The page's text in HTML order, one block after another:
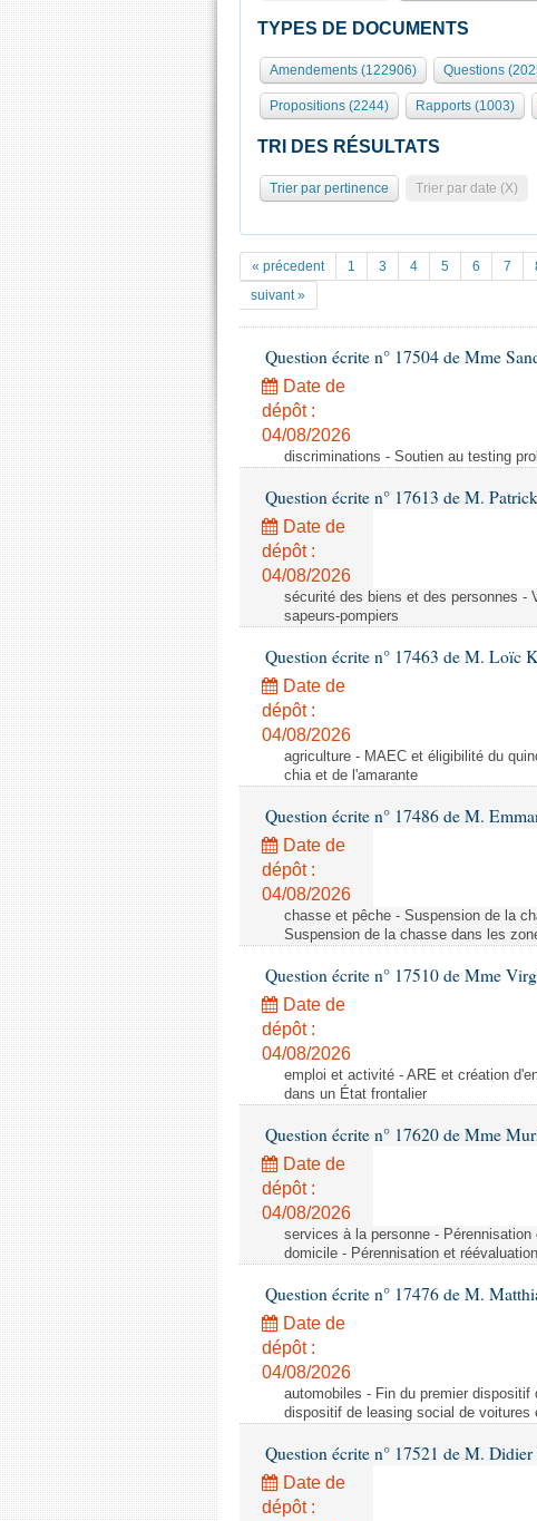
TYPES DE DOCUMENTS
Amendements (122906) Questions
Propositions (2244) Rapports (1003)
TRI DES RÉSULTATS
Trier par pertinence Trier par date (X)
« précedent 1 3 4 5 6 7
suivant »
Question écrite n° 17504 de Mme
Date de
dépôt :
04/08/2026
discriminations - Soutien au testing
Question écrite n° 17613 de M.
Date de
dépôt :
04/08/2026
sécurité des biens et des personnes -
sapeurs-pompiers
Question écrite n° 17463 de M. Loïc
Date de
dépôt :
04/08/2026
agriculture - MAEC et éligibilité du
chia et de l'amarante
Question écrite n° 17486 de M.
Date de
dépôt :
04/08/2026
chasse et pêche - Suspension de la
Suspension de la chasse dans les
Question écrite n° 17510 de Mme
Date de
dépôt :
04/08/2026
emploi et activité - ARE et création
dans un État frontalier
Question écrite n° 17620 de Mme
Date de
dépôt :
04/08/2026
services à la personne -
domicile - Pérennisation et
Question écrite n° 17476 de M.
Date de
dépôt :
04/08/2026
automobiles - Fin du premier
dispositif de leasing social de voitures
Question écrite n° 17521 de M.
Date de
dépôt :